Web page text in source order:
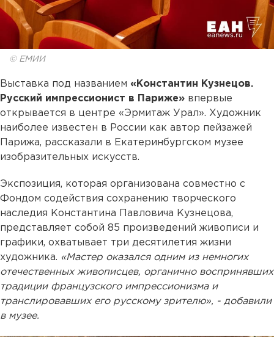
© ЕМИИ
Выставка под названием «Константин Кузнецов.
Русский импрессионист в Париже» впервые
открывается в центре «Эрмитаж Урал». Художник
наиболее известен в России как автор пейзажей
Парижа, рассказали в Екатеринбургском музее
изобразительных искусств.
Экспозиция, которая организована совместно с
Фондом содействия сохранению творческого
наследия Константина Павловича Кузнецова,
представляет собой 85 произведений живописи и
графики, охватывает три десятилетия жизни
художника. «Мастер оказался одним из немногих
отечественных живописцев, органично воспринявших
традиции французского импрессионизма и
транслировавших его русскому зрителю», - добавили
в музее.